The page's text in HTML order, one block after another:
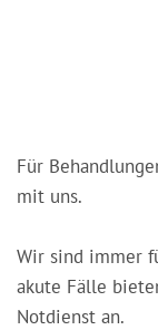
Für
mit uns.
Wir sind immer
akute Fälle
Notdienst an.